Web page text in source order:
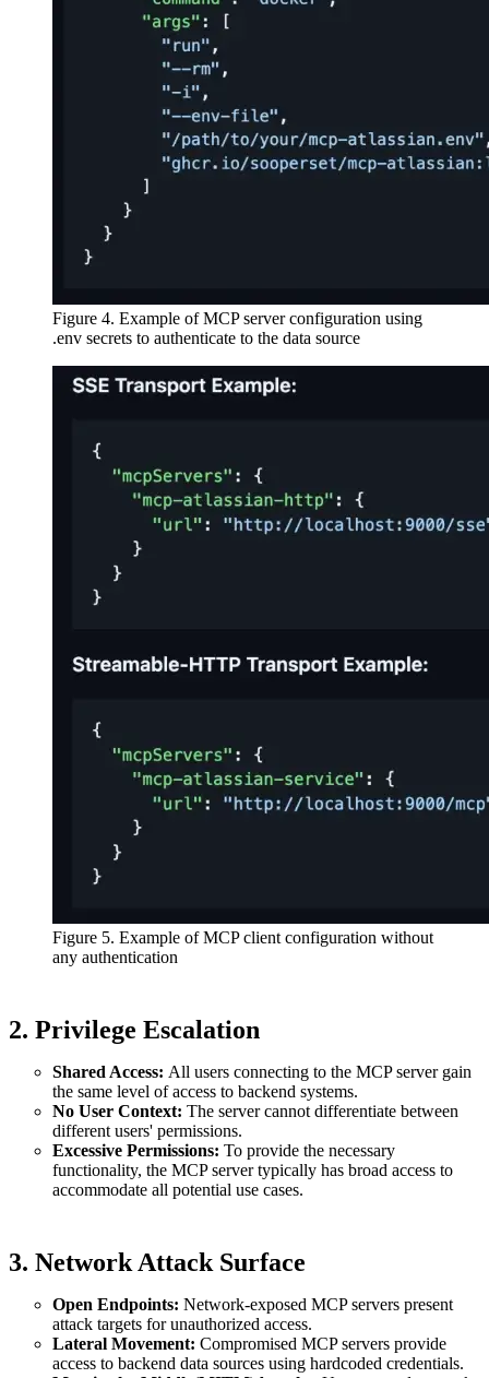
Figure 4. Example of MCP server configuration using
.env secrets to authenticate to the data source
Figure 5. Example of MCP client configuration without
any authentication
2. Privilege Escalation
Shared Access: All users connecting to the MCP server gain
the same level of access to backend systems.
No User Context: The server cannot differentiate between
different users' permissions.
Excessive Permissions: To provide the necessary
functionality, the MCP server typically has broad access to
accommodate all potential use cases.
3. Network Attack Surface
Open Endpoints: Network-exposed MCP servers present
attack targets for unauthorized access.
Lateral Movement: Compromised MCP servers provide
access to backend data sources using hardcoded credentials.